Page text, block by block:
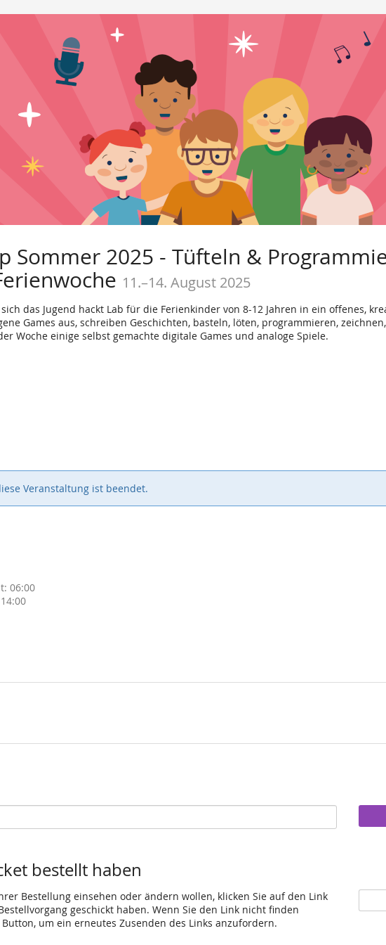
Sommer 2025 - Tüfteln &
11.–14. August 2025
das Jugend hackt Lab für die Ferienkinder von 8-12 Jahren in ein offenes,
Games aus, schreiben Geschichten, basteln, löten, programmieren,
Woche einige selbst gemachte digitale Games und analoge Spiele.
Veranstaltung ist beendet.
06:00
14:00
bestellt haben
Bestellung einsehen oder ändern wollen, klicken Sie auf den Link
geschickt haben. Wenn Sie den Link nicht finden
um ein erneutes Zusenden des Links anzufordern.